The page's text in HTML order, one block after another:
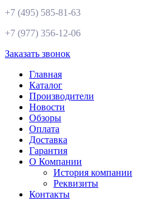
+7 (495) 585-81-63
+7 (977) 356-12-06
Заказать звонок
Главная
Каталог
Производители
Новости
Обзоры
Оплата
Доставка
Гарантия
О Компании
История компании
Реквизиты
Контакты